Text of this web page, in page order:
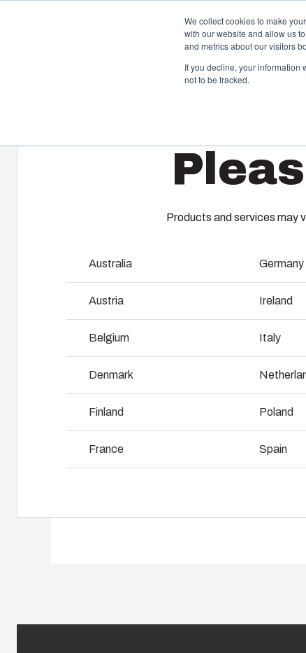
We collect cookies to make
with our website and allow us
and metrics about our visitors
If you decline, your information
not to be tracked.
Vores udvalg af kapslinger og kabinetter rummer den
rigtige løsning i alle situationer. Robuste og lette at
vedligeholde – med en holdbarhed, du kan regne med.
Products and services may
Australia
Austria
Belgium
Denmark
Finland
France
Germany
Ireland
Italy
Poland
Spain